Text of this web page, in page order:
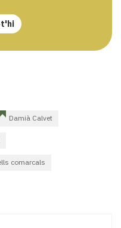
t'hi
Damià Calvet
comarcals